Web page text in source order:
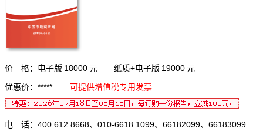
价 格：电子版 18000 元 纸质+电子版 19000 元
优惠价：*****
可提供增值税专用发票
电 话：400 612 8668、010-6618 1099、66182099、66183099